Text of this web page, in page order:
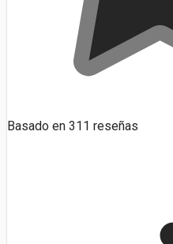
Basado en 311 reseñas